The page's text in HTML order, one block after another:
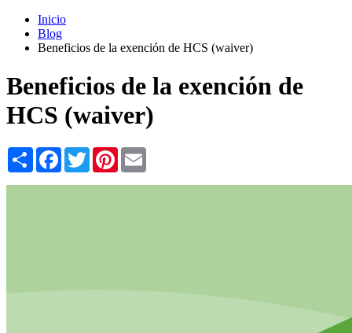
Inicio
Blog
Beneficios de la exención de HCS (waiver)
Beneficios de la exención de
HCS (waiver)
Share Facebook
TwitterPinterest